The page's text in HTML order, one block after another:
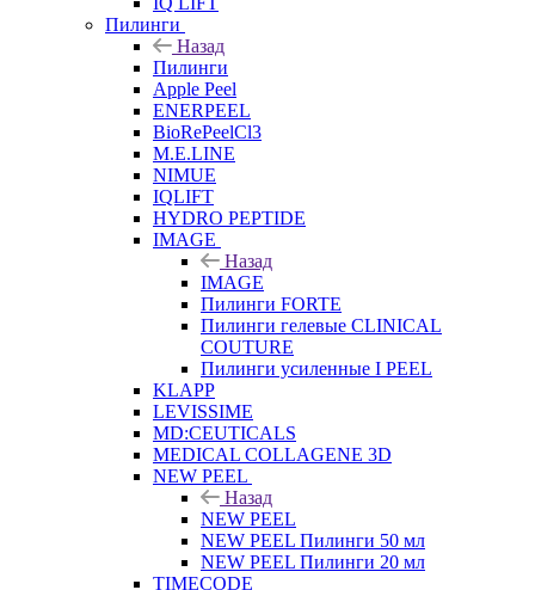
Пилинги
Назад
Пилинги
Apple Peel
ENERPEEL
BioRePeelCl3
M.E.LINE
NIMUE
IQLIFT
HYDRO PEPTIDE
IMAGE
Назад
IMAGE
Пилинги FORTE
Пилинги гелевые CLINICAL
COUTURE
Пилинги усиленные I PEEL
KLAPP
LEVISSIME
MD:CEUTICALS
MEDICAL COLLAGENE 3D
NEW PEEL
Назад
NEW PEEL
NEW PEEL Пилинги 50 мл
NEW PEEL Пилинги 20 мл
TIMECODE